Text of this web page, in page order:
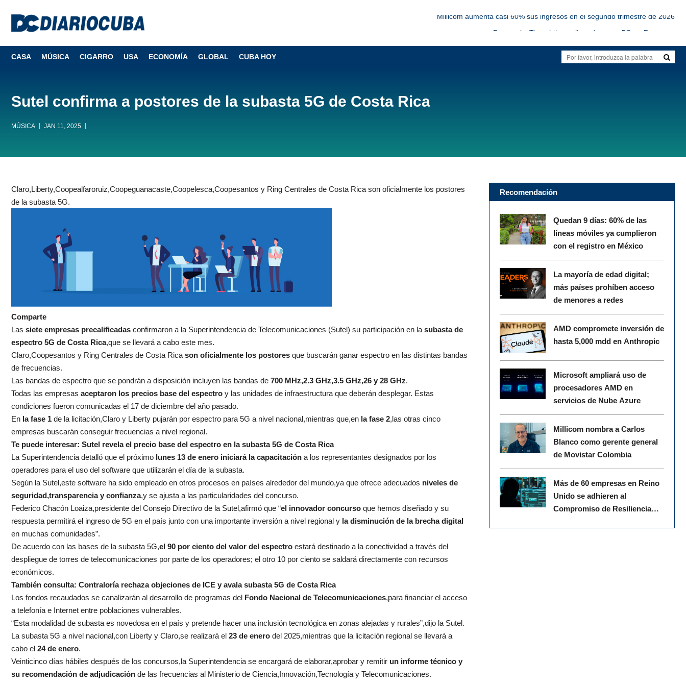
SBA se expandirá en Centroamérica con 600 nuevas torres
CASA MÚSICA CIGARRO USA ECONOMÍA GLOBAL CUBA HOY
Sutel confirma a postores de la subasta 5G de Costa Rica
MÚSICA JAN 11, 2025
Claro,Liberty,Coopealfaroruiz,Coopeguanacaste,Coopelesca,Coopesantos y Ring Centrales de Costa Rica son oficialmente los postores
de la subasta 5G.
Comparte
Las siete empresas precalificadas confirmaron a la Superintendencia de Telecomunicaciones (Sutel) su participación en la subasta de
espectro 5G de Costa Rica,que se llevará a cabo este mes.
Claro,Coopesantos y Ring Centrales de Costa Rica son oficialmente los postores que buscarán ganar espectro en las distintas bandas
de frecuencias.
Las bandas de espectro que se pondrán a disposición incluyen las bandas de 700 MHz,2.3 GHz,3.5 GHz,26 y 28 GHz.
Todas las empresas aceptaron los precios base del espectro y las unidades de infraestructura que deberán desplegar. Estas
condiciones fueron comunicadas el 17 de diciembre del año pasado.
En la fase 1 de la licitación,Claro y Liberty pujarán por espectro para 5G a nivel nacional,mientras que,en la fase 2,las otras cinco
empresas buscarán conseguir frecuencias a nivel regional.
Te puede interesar: Sutel revela el precio base del espectro en la subasta 5G de Costa Rica
La Superintendencia detalló que el próximo lunes 13 de enero iniciará la capacitación a los representantes designados por los
operadores para el uso del software que utilizarán el día de la subasta.
Según la Sutel,este software ha sido empleado en otros procesos en países alrededor del mundo,ya que ofrece adecuados niveles de
seguridad,transparencia y confianza,y se ajusta a las particularidades del concurso.
Federico Chacón Loaiza,presidente del Consejo Directivo de la Sutel,afirmó que “el innovador concurso que hemos diseñado y su
respuesta permitirá el ingreso de 5G en el país junto con una importante inversión a nivel regional y la disminución de la brecha digital
en muchas comunidades”.
De acuerdo con las bases de la subasta 5G,el 90 por ciento del valor del espectro estará destinado a la conectividad a través del
despliegue de torres de telecomunicaciones por parte de los operadores; el otro 10 por ciento se saldará directamente con recursos
económicos.
También consulta: Contraloría rechaza objeciones de ICE y avala subasta 5G de Costa Rica
Los fondos recaudados se canalizarán al desarrollo de programas del Fondo Nacional de Telecomunicaciones,para financiar el acceso
a telefonía e Internet entre poblaciones vulnerables.
“Esta modalidad de subasta es novedosa en el país y pretende hacer una inclusión tecnológica en zonas alejadas y rurales”,dijo la Sutel.
La subasta 5G a nivel nacional,con Liberty y Claro,se realizará el 23 de enero del 2025,mientras que la licitación regional se llevará a
cabo el 24 de enero.
Veinticinco días hábiles después de los concursos,la Superintendencia se encargará de elaborar,aprobar y remitir un informe técnico y
su recomendación de adjudicación de las frecuencias al Ministerio de Ciencia,Innovación,Tecnología y Telecomunicaciones.
Recomendación
Quedan 9 días: 60% de las
líneas móviles ya cumplieron
con el registro en México
La mayoría de edad digital;
más países prohíben acceso
de menores a redes
AMD compromete inversión de
hasta 5,000 mdd en Anthropic
Microsoft ampliará uso de
procesadores AMD en
servicios de Nube Azure
Millicom nombra a Carlos
Blanco como gerente general
de Movistar Colombia
Más de 60 empresas en Reino
Unido se adhieren al
Compromiso de Resiliencia